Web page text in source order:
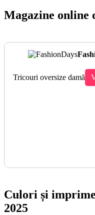
Magazine online
Tricouri oversize damă
Culori și
2025